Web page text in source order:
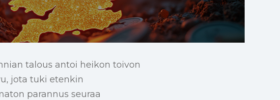
talous antoi heikon toivon
jota tuki etenkin
parannus seuraa